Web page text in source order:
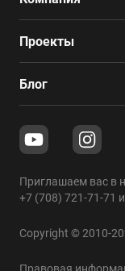
Проекты
Блог
Приглашаем вас в
+7 (708) 721-71-71
Copyright © 2010-